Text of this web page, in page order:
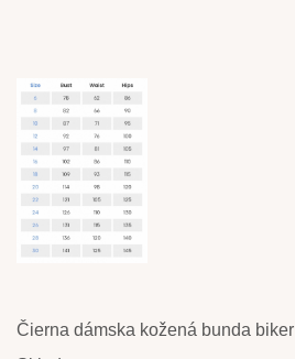
Čierna dámska kožená bunda biker